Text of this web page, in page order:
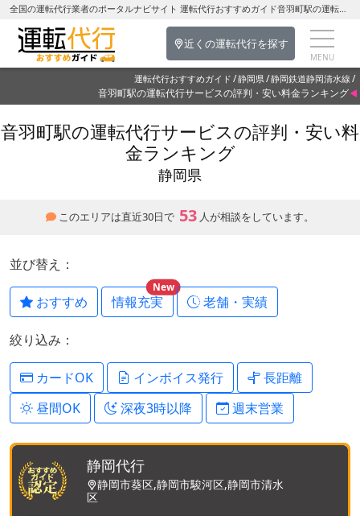
全国の運転代行業者のポータルナビサイト 運転代行おすすめガイド音羽町駅の運転代行を探す-静岡県の運転代行
近くの運転代行を探す
運転代行おすすめガイド 静岡県 静岡鉄道静岡清水線
音羽町駅の運転代行サービスの評判・安い料金ランキング
音羽町駅の運転代行サービスの評判・安い料
金ランキング
静岡県
このエリアは直近30日で 53 人が相談をしています。
並び替え：
おすすめ 情報充実
New
老舗・実績
絞り込み：
カードOK インボイス発行
長距離
昼間OK
深夜3時以降 週末営業
静岡代行
静岡市葵区,静岡市駿河区,静岡市清水
区